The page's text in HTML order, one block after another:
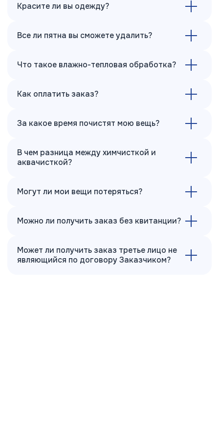
Красите ли вы одежду?
Все ли пятна вы сможете удалить?
Что такое влажно-тепловая обработка?
Как оплатить заказ?
За какое время почистят мою вещь?
В чем разница между химчисткой и
аквачисткой?
Могут ли мои вещи потеряться?
Можно ли получить заказ без квитанции?
Может ли получить заказ третье лицо не
являющийся по договору Заказчиком?